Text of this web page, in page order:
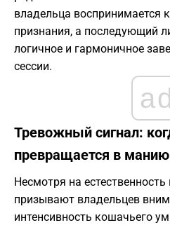
владельца воспринимается
признания, а последующий
логичное и гармоничное
сессии.
Тревожный сигнал:
превращается в манию
Несмотря на
призывают владельцев
интенсивность кошачьего